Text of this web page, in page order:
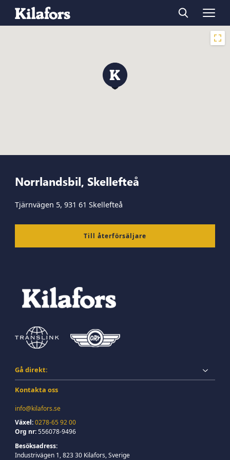
Norrlandsbil, Skellefteå
Tjärnvägen 5, 931 61 Skellefteå
Till återförsäljare
Gå direkt:
Kontakta oss
info@kilafors.se
Växel:0278-65 92 00
Org nr:556078-9496
Besöksadress:
Industrivägen 1, 823 30 Kilafors, Sverige